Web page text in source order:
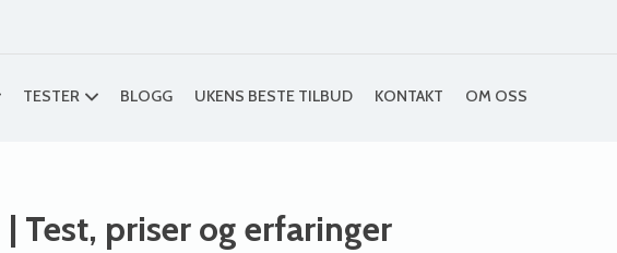
TESTER BLOGG UKENS BESTE TILBUD KONTAKT OM OSS
| Test, priser og erfaringer